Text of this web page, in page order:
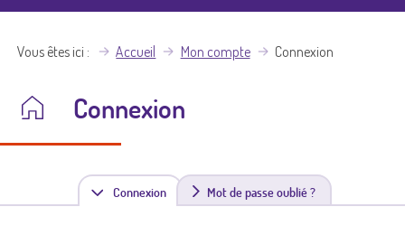
Vous êtes ici Accueil Mon compte Connexion
Connexion
Connexion(
Mot de passe oublié ?